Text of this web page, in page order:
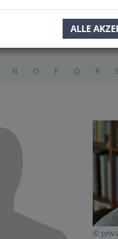
ALLE
N O P Q R S
©